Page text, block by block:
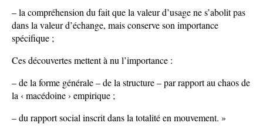
– la compréhension du fait que la valeur d’usage ne s’abolit pas
dans la valeur d’échange, mais conserve son importance
spécifique ;
Ces découvertes mettent à nu l’importance :
– de la forme générale – de la structure – par rapport au chaos de
la ‹ macédoine › empirique ;
– du rapport social inscrit dans la totalité en mouvement. »